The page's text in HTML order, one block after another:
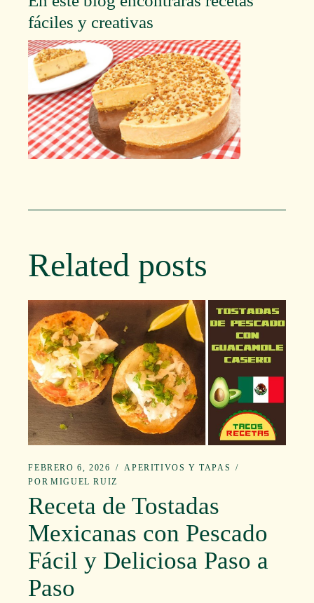
fáciles y creativas
Related posts
FEBRERO 6, 2026
APERITIVOS Y TAPAS
POR MIGUEL RUIZ
Receta de Tostadas
Mexicanas con Pescado
Fácil y Deliciosa Paso a
Paso